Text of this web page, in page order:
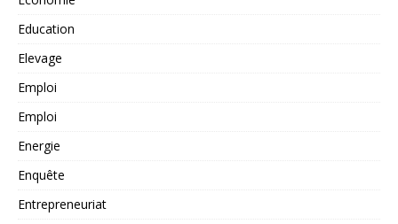
Education
Elevage
Emploi
Emploi
Energie
Enquête
Entrepreneuriat